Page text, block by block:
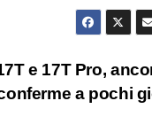
e 17T Pro,
a pochi